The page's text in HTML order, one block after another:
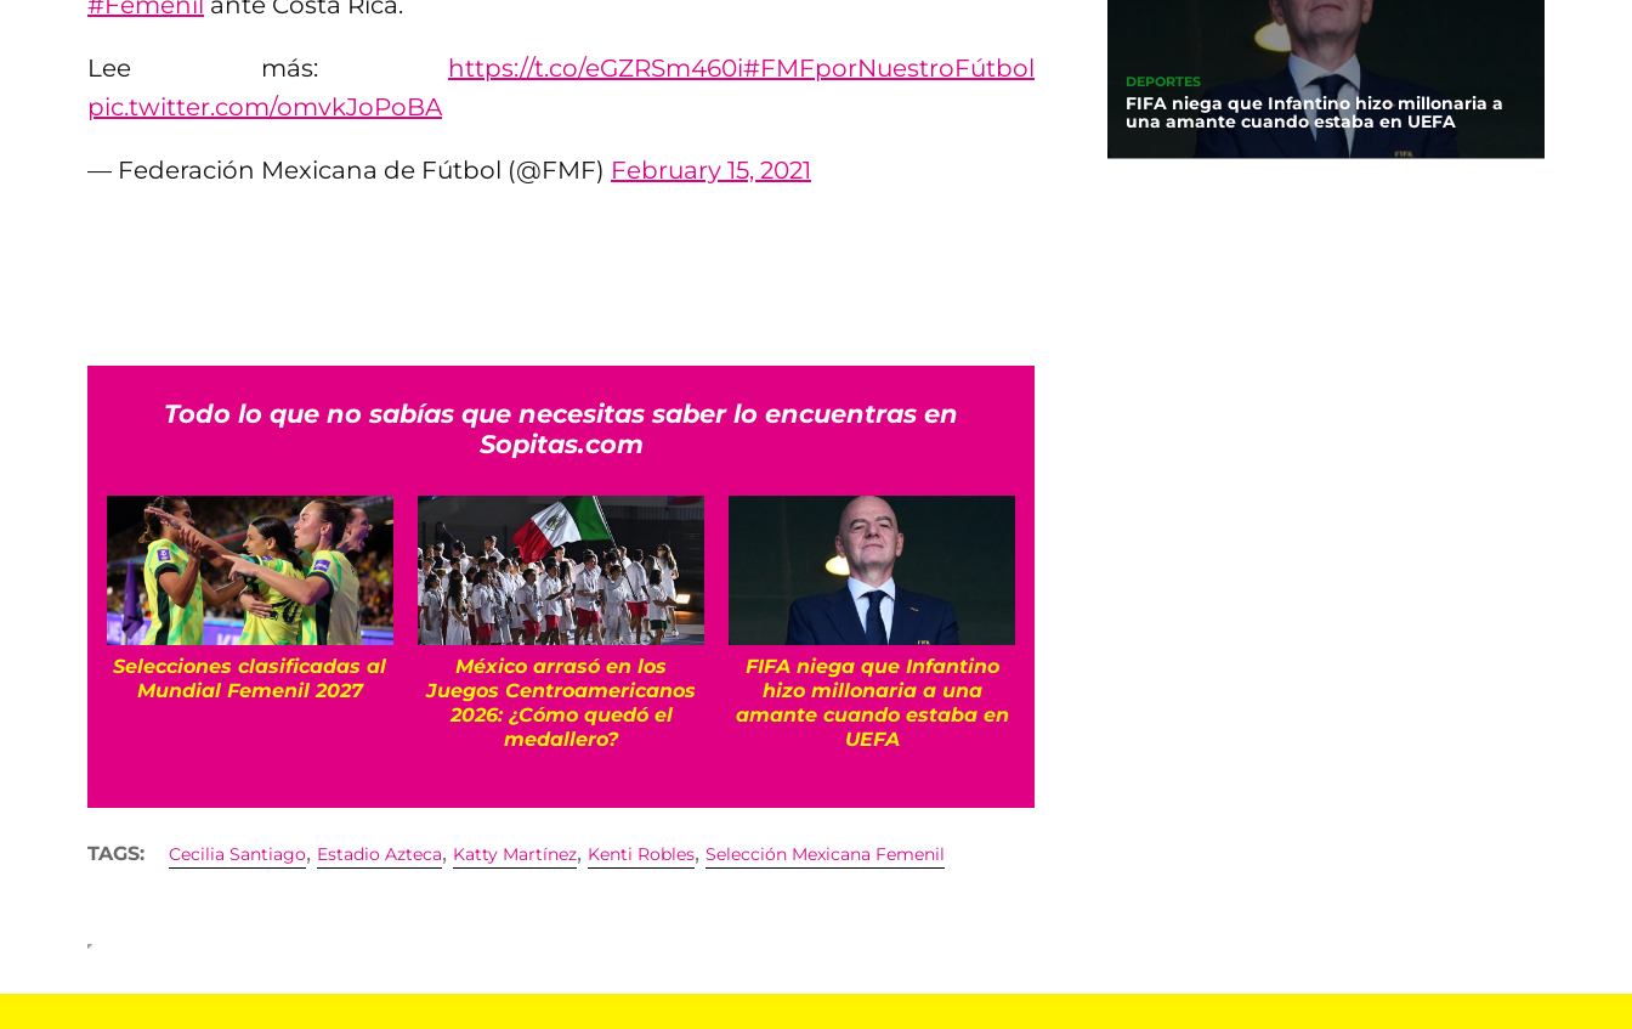
Lee más: https://t.co/eGZRSm460i#FMFporNuestroFútbol
pic.twitter.com/omvkJoPoBA
— Federación Mexicana de Fútbol (@FMF) February 15, 2021
Todo lo que no sabías que necesitas saber lo encuentras en
Sopitas.com
Selecciones clasificadas al
Mundial Femenil 2027
México arrasó en los
Juegos Centroamericanos
2026: ¿Cómo quedó el
medallero?
FIFA niega que Infantino
hizo millonaria a una
amante cuando estaba en
UEFA
TAGS: Cecilia Santiago, Estadio Azteca, Katty Martínez, Kenti Robles, Selección Mexicana Femenil
DEPORTES
FIFA niega que Infantino hizo millonaria a
una amante cuando estaba en UEFA